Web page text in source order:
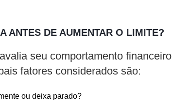
ANTES DE AUMENTAR O LIMITE?
seu comportamento financeiro
fatores considerados são:
ou deixa parado?